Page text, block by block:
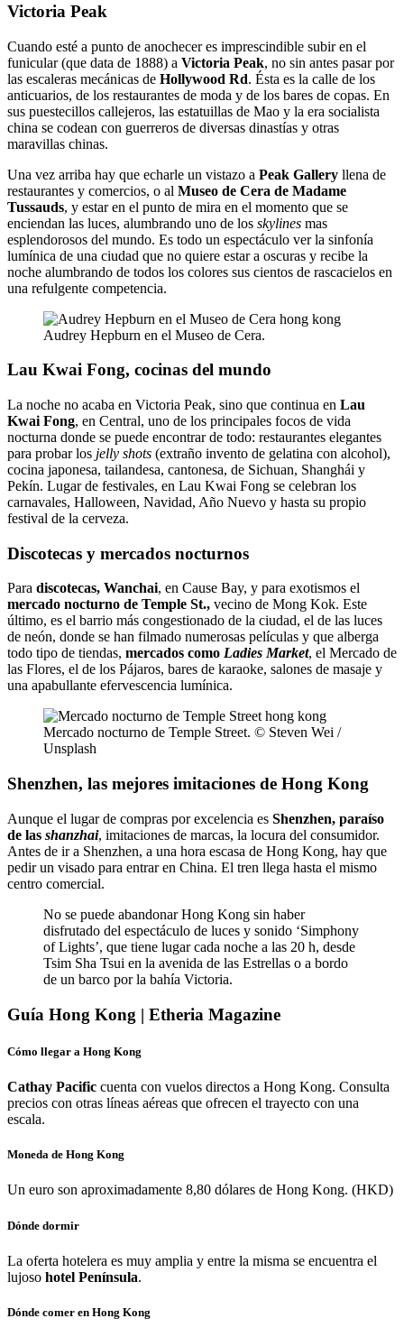
Victoria Peak
Cuando esté a punto de anochecer es imprescindible subir en el
funicular (que data de 1888) a Victoria Peak, no sin antes pasar por
las escaleras mecánicas de Hollywood Rd. Ésta es la calle de los
anticuarios, de los restaurantes de moda y de los bares de copas. En
sus puestecillos callejeros, las estatuillas de Mao y la era socialista
china se codean con guerreros de diversas dinastías y otras
maravillas chinas.
Una vez arriba hay que echarle un vistazo a Peak Gallery llena de
restaurantes y comercios, o al Museo de Cera de Madame
Tussauds, y estar en el punto de mira en el momento que se
enciendan las luces, alumbrando uno de los skylines mas
esplendorosos del mundo. Es todo un espectáculo ver la sinfonía
lumínica de una ciudad que no quiere estar a oscuras y recibe la
noche alumbrando de todos los colores sus cientos de rascacielos en
una refulgente competencia.
Audrey Hepburn en el Museo de Cera.
Lau Kwai Fong, cocinas del mundo
La noche no acaba en Victoria Peak, sino que continua en Lau
Kwai Fong, en Central, uno de los principales focos de vida
nocturna donde se puede encontrar de todo: restaurantes elegantes
para probar los jelly shots (extraño invento de gelatina con alcohol),
cocina japonesa, tailandesa, cantonesa, de Sichuan, Shanghái y
Pekín. Lugar de festivales, en Lau Kwai Fong se celebran los
carnavales, Halloween, Navidad, Año Nuevo y hasta su propio
festival de la cerveza.
Discotecas y mercados nocturnos
Para discotecas, Wanchai, en Cause Bay, y para exotismos el
mercado nocturno de Temple St., vecino de Mong Kok. Este
último, es el barrio más congestionado de la ciudad, el de las luces
de neón, donde se han filmado numerosas películas y que alberga
todo tipo de tiendas, mercados como Ladies Market, el Mercado de
las Flores, el de los Pájaros, bares de karaoke, salones de masaje y
una apabullante efervescencia lumínica.
Mercado nocturno de Temple Street. © Steven Wei /
Unsplash
Shenzhen, las mejores imitaciones de Hong Kong
Aunque el lugar de compras por excelencia es Shenzhen, paraíso
de las shanzhai, imitaciones de marcas, la locura del consumidor.
Antes de ir a Shenzhen, a una hora escasa de Hong Kong, hay que
pedir un visado para entrar en China. El tren llega hasta el mismo
centro comercial.
No se puede abandonar Hong Kong sin haber
disfrutado del espectáculo de luces y sonido ‘Simphony
of Lights’, que tiene lugar cada noche a las 20 h, desde
Tsim Sha Tsui en la avenida de las Estrellas o a bordo
de un barco por la bahía Victoria.
Guía Hong Kong | Etheria Magazine
Cómo llegar a Hong Kong
Cathay Pacific cuenta con vuelos directos a Hong Kong. Consulta
precios con otras líneas aéreas que ofrecen el trayecto con una
escala.
Moneda de Hong Kong
Un euro son aproximadamente 8,80 dólares de Hong Kong. (HKD)
Dónde dormir
La oferta hotelera es muy amplia y entre la misma se encuentra el
lujoso hotel Península.
Dónde comer en Hong Kong